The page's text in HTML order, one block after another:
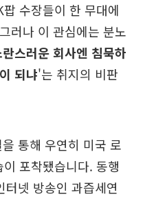
수장들이 한 무대에
러나 이 관심에는 분노
스러운 회사엔 침묵하
되냐'는 취지의 비판
통해 우연히 미국 로
포착됐습니다. 동행
넷 방송인 과즙세연